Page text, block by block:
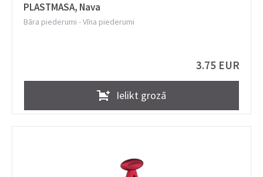
PLASTMASA, Nava
Bāra piederumi -Vīna piederumi
3.75 EUR
Ielikt grozā